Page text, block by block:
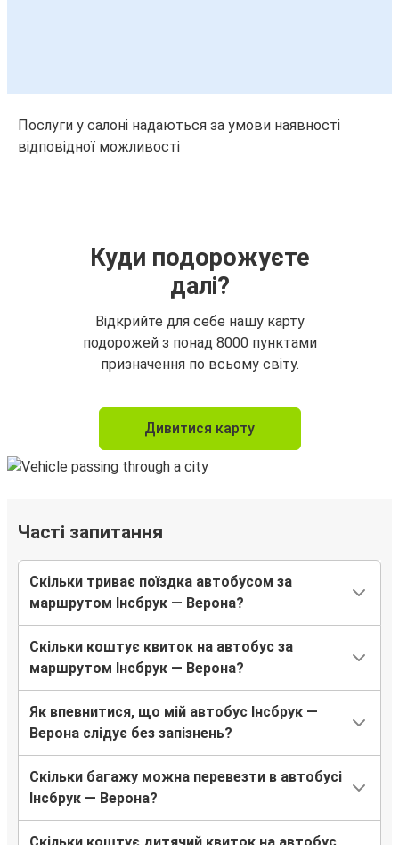
Послуги у салоні надаються за умови наявності
відповідної можливості
Куди подорожуєте
далі?
Відкрийте для себе нашу карту
подорожей з понад 8000 пунктами
призначення по всьому світу.
Дивитися карту
Часті запитання
Скільки триває поїздка автобусом за
маршрутом Інсбрук — Верона?
Скільки коштує квиток на автобус за
маршрутом Інсбрук — Верона?
Як впевнитися, що мій автобус Інсбрук —
Верона слідує без запізнень?
Скільки багажу можна перевезти в автобусі
Інсбрук — Верона?